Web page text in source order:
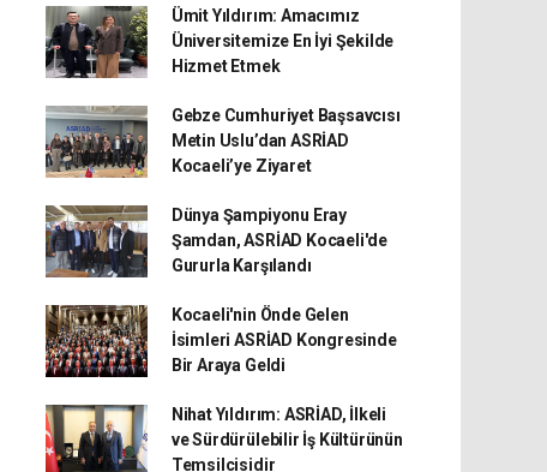
Ümit Yıldırım: Amacımız
Üniversitemize En İyi Şekilde
Hizmet Etmek
Gebze Cumhuriyet Başsavcısı
Metin Uslu’dan ASRİAD
Kocaeli’ye Ziyaret
Dünya Şampiyonu Eray
Şamdan, ASRİAD Kocaeli'de
Gururla Karşılandı
Kocaeli'nin Önde Gelen
İsimleri ASRİAD Kongresinde
Bir Araya Geldi
Nihat Yıldırım: ASRİAD, İlkeli
ve Sürdürülebilir İş Kültürünün
Temsilcisidir